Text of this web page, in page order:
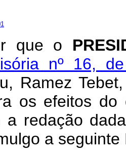
que o
nº 16,
Ramez
os efeitos
a redação
a seguinte